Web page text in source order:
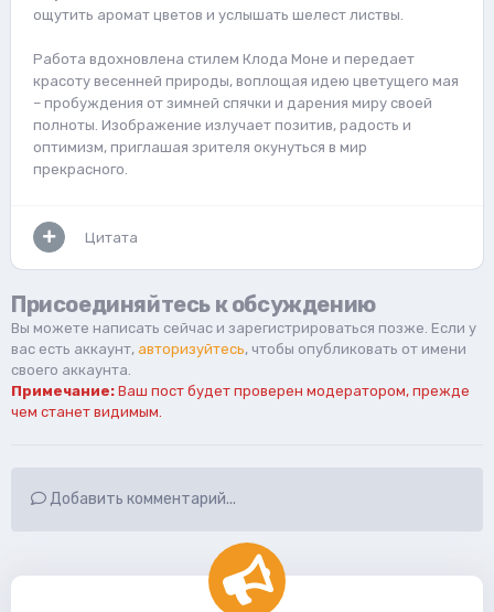
ощутить аромат цветов и услышать шелест листвы.
Работа вдохновлена стилем Клода Моне и передает
красоту весенней природы, воплощая идею цветущего мая
– пробуждения от зимней спячки и дарения миру своей
полноты. Изображение излучает позитив, радость и
оптимизм, приглашая зрителя окунуться в мир
прекрасного.
Цитата
Присоединяйтесь к обсуждению
Вы можете написать сейчас и зарегистрироваться позже. Если у
вас есть аккаунт, авторизуйтесь, чтобы опубликовать от имени
своего аккаунта.
Примечание: Ваш пост будет проверен модератором, прежде
чем станет видимым.
Добавить комментарий...